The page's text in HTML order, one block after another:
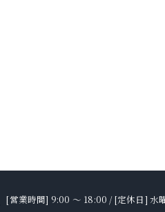
[営業時間] 9:00 〜 18:00 / [定休日] 水